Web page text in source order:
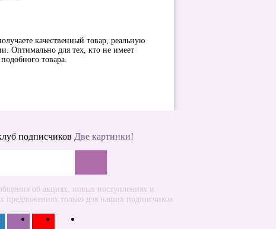
качественный товар, реальную
Оптимально для тех, кто не имеет
товара.
подписчиков Две картинки!
об акциях, новых поступлениях и
предложениях только для наших подписчиков